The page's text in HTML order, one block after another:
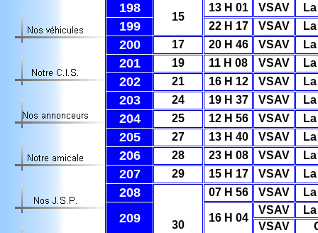
198
15
13 H 01 VSAV
199 22 H 17 VSAV
200 17 20 H 46 VSAV
201 19 11 H 08 VSAV
202 21 16 H 12 VSAV
203 24 19 H 37 VSAV
204 25 12 H 56 VSAV
205 27 13 H 40 VSAV
206 28 23 H 08 VSAV
207 29 15 H 17 VSAV
208
30
07 H 56 VSAV
209 16 H 04
VSAV
VSAV